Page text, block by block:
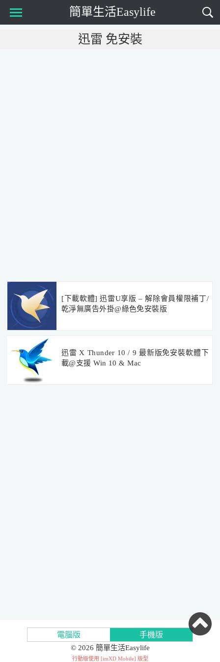
簡單生活Easylife
迅雷 免安裝
[下載軟體] 迅雷U享版 – 解除會員權限補丁/
乾淨無廣告外掛@綠色免安裝版
迅雷 X Thunder 10 / 9 最新版免安裝軟體下
載@支援 Win 10 & Mac
電腦版 手機版
© 2026 簡單生活Easylife
行動版使用 [imXD Mobile] 版型